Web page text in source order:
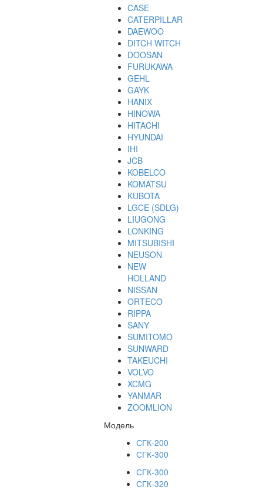
CASE
CATERPILLAR
DAEWOO
DITCH WITCH
DOOSAN
FURUKAWA
GEHL
GAYK
HANIX
HINOWA
HITACHI
HYUNDAI
IHI
JCB
KOBELCO
KOMATSU
KUBOTA
LGCE (SDLG)
LIUGONG
LONKING
MITSUBISHI
NEUSON
NEW
HOLLAND
NISSAN
ORTECO
RIPPA
SANY
SUMITOMO
SUNWARD
TAKEUCHI
VOLVO
XCMG
YANMAR
ZOOMLION
Модель
СГК-200
СГК-300
СГК-300
СГК-320